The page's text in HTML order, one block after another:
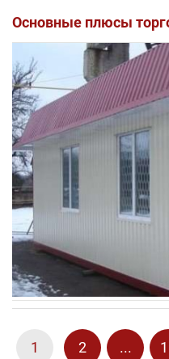
Основные плюсы
1 2 ...